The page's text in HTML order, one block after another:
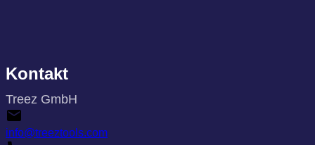
Kontakt
Treez GmbH
info@treeztools.com